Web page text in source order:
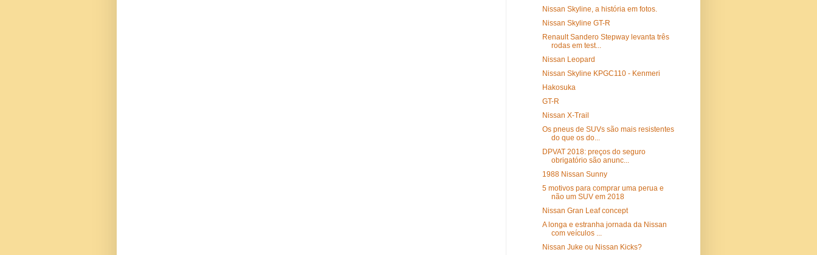
Nissan Skyline, a história em fotos.
Nissan Skyline GT-R
Renault Sandero Stepway levanta três
rodas em test...
Nissan Leopard
Nissan Skyline KPGC110 - Kenmeri
Hakosuka
GT-R
Nissan X-Trail
Os pneus de SUVs são mais resistentes
do que os do...
DPVAT 2018: preços do seguro
obrigatório são anunc...
1988 Nissan Sunny
5 motivos para comprar uma perua e
não um SUV em 2018
Nissan Gran Leaf concept
A longa e estranha jornada da Nissan
com veículos ...
Nissan Juke ou Nissan Kicks?